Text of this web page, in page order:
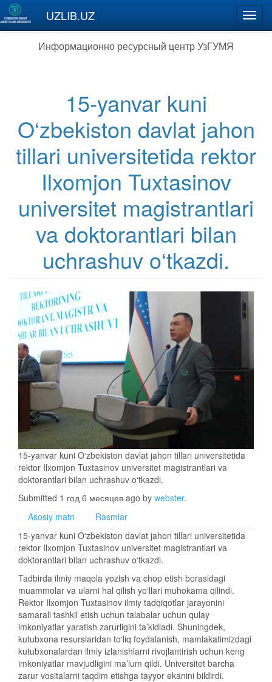
Перейти к основному содержанию
UZLIB.UZ
Информационно ресурсный центр УзГУМЯ
15-yanvar kuni
O‘zbekiston davlat jahon
tillari universitetida rektor
Ilxomjon Tuxtasinov
universitet magistrantlari
va doktorantlari bilan
uchrashuv o‘tkazdi.
15-yanvar kuni O‘zbekiston davlat jahon tillari universitetida
rektor Ilxomjon Tuxtasinov universitet magistrantlari va
doktorantlari bilan uchrashuv o‘tkazdi.
Submitted 1 год 6 месяцев ago by webster.
Asosiy matn
Rasmlar
15-yanvar kuni O‘zbekiston davlat jahon tillari universitetida
rektor Ilxomjon Tuxtasinov universitet magistrantlari va
doktorantlari bilan uchrashuv o‘tkazdi.
Tadbirda ilmiy maqola yozish va chop etish borasidagi
muammolar va ularni hal qilish yo‘llari muhokama qilindi.
Rektor Ilxomjon Tuxtasinov ilmiy tadqiqotlar jarayonini
samarali tashkil etish uchun talabalar uchun qulay
imkoniyatlar yaratish zarurligini ta’kidladi. Shuningdek,
kutubxona resurslaridan to‘liq foydalanish, mamlakatimizdagi
kutubxonalardan ilmiy izlanishlarni rivojlantirish uchun keng
imkoniyatlar mavjudligini ma’lum qildi. Universitet barcha
zarur vositalarni taqdim etishga tayyor ekanini bildirdi.